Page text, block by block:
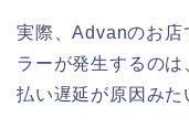
実際、Advanのお店
ラーが発生するの
払い遅延が原因みた